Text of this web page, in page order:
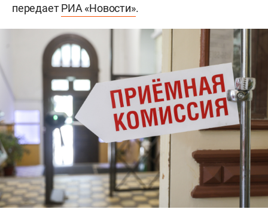
передаетРИА «Новости».